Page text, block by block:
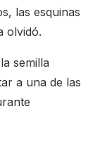
las esquinas
olvidó.
semilla
a una de las